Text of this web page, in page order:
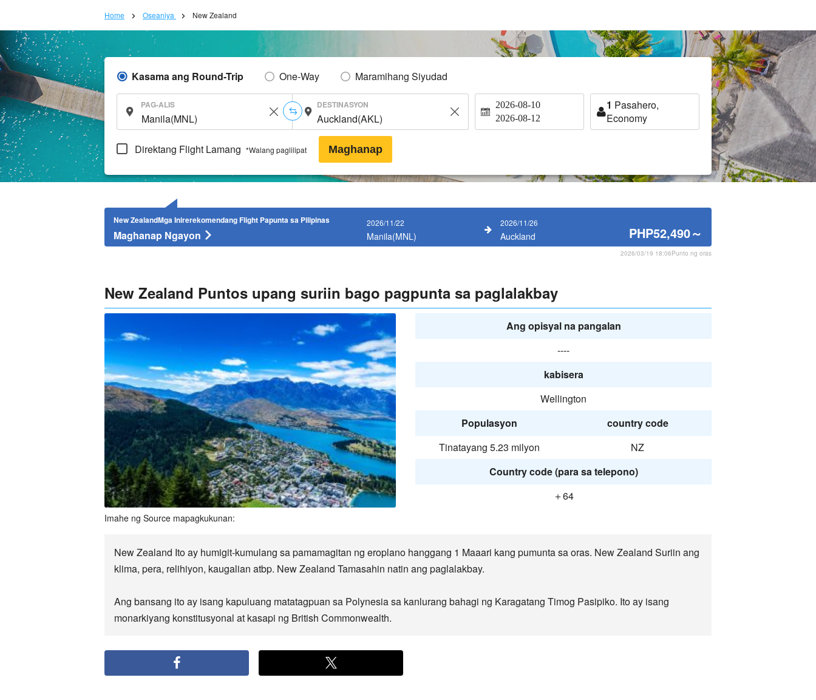
Home Oseaniya New Zealand
Kasama ang Round-Trip One-Way Maramihang Siyudad
PAG-ALIS DESTINASYON 2026-08-10
2026-08-12
1 Pasahero,
Economy
Direktang Flight Lamang *Walang paglilipat Maghanap
New ZealandMga Inirerekomendang Flight Papunta sa Pilipinas
Maghanap Ngayon
2026/11/22
Manila(MNL)
2026/11/26
Auckland PHP52,490～
2026/03/19 18:06Punto ng oras
New Zealand Puntos upang suriin bago pagpunta sa paglalakbay
Imahe ng Source mapagkukunan:
Ang opisyal na pangalan
----
kabisera
Wellington
Populasyon
country code
Tinatayang 5.23 milyon
NZ
Country code (para sa telepono)
＋64
New Zealand Ito ay humigit-kumulang sa pamamagitan ng eroplano hanggang 1 Maaari kang pumunta sa oras. New Zealand Suriin ang
klima, pera, relihiyon, kaugalian atbp. New Zealand Tamasahin natin ang paglalakbay.
Ang bansang ito ay isang kapuluang matatagpuan sa Polynesia sa kanlurang bahagi ng Karagatang Timog Pasipiko. Ito ay isang
monarkiyang konstitusyonal at kasapi ng British Commonwealth.